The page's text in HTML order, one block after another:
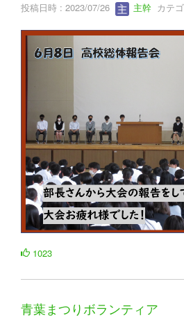
投稿日時 : 2023/07/26 主幹 カテ
1023
青葉まつりボランティア